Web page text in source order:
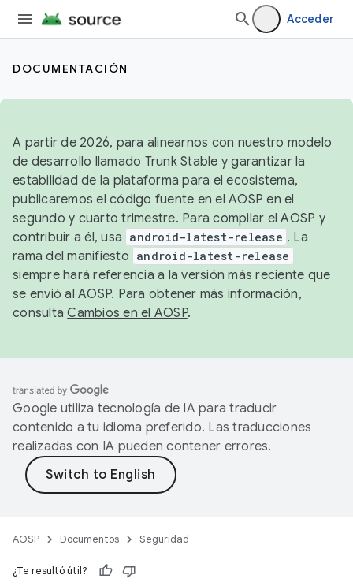
Acceder
DOCUMENTACIÓN
A partir de 2026, para alinearnos con nuestro modelo
de desarrollo llamado Trunk Stable y garantizar la
estabilidad de la plataforma para el ecosistema,
publicaremos el código fuente en el AOSP en el
segundo y cuarto trimestre. Para compilar el AOSP y
contribuir a él, usa android-latest-release . La
rama del manifiesto android-latest-release
siempre hará referencia a la versión más reciente que
se envió al AOSP. Para obtener más información,
consultaCambios en el AOSP.
Google utiliza tecnología de IA para traducir
contenido a tu idioma preferido. Las traducciones
realizadas con IA pueden contener errores.
AOSP Documentos Seguridad
¿Te resultó útil?